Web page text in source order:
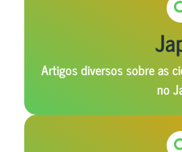
Artigos diversos sobre as
no